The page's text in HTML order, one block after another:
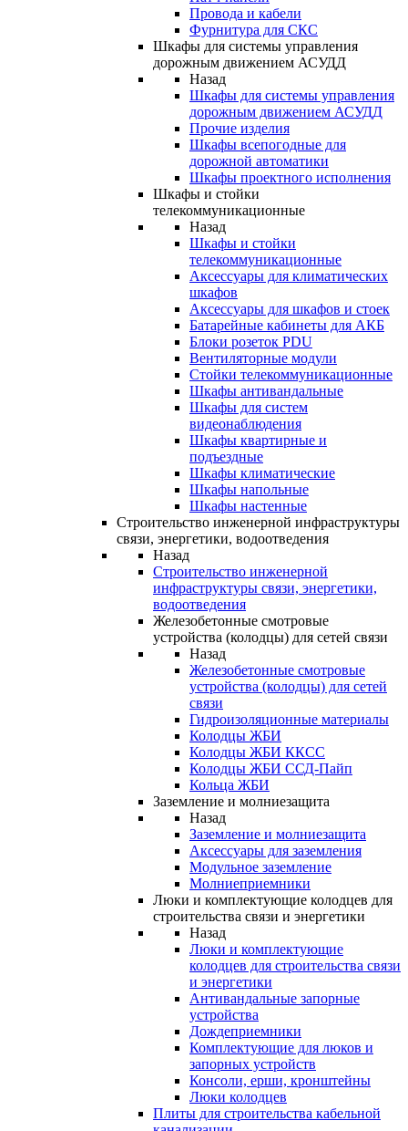
Провода и кабели
Фурнитура для СКС
Шкафы для системы управления
дорожным движением АСУДД
Назад
Шкафы для системы управления
дорожным движением АСУДД
Прочие изделия
Шкафы всепогодные для
дорожной автоматики
Шкафы проектного исполнения
Шкафы и стойки
телекоммуникационные
Назад
Шкафы и стойки
телекоммуникационные
Аксессуары для климатических
шкафов
Аксессуары для шкафов и стоек
Батарейные кабинеты для АКБ
Блоки розеток PDU
Вентиляторные модули
Стойки телекоммуникационные
Шкафы антивандальные
Шкафы для систем
видеонаблюдения
Шкафы квартирные и
подъездные
Шкафы климатические
Шкафы напольные
Шкафы настенные
Строительство инженерной инфраструктуры
связи, энергетики, водоотведения
Назад
Строительство инженерной
инфраструктуры связи, энергетики,
водоотведения
Железобетонные смотровые
устройства (колодцы) для сетей связи
Назад
Железобетонные смотровые
устройства (колодцы) для сетей
связи
Гидроизоляционные материалы
Колодцы ЖБИ
Колодцы ЖБИ ККСС
Колодцы ЖБИ ССД-Пайп
Кольца ЖБИ
Заземление и молниезащита
Назад
Заземление и молниезащита
Аксессуары для заземления
Модульное заземление
Молниеприемники
Люки и комплектующие колодцев для
строительства связи и энергетики
Назад
Люки и комплектующие
колодцев для строительства связи
и энергетики
Антивандальные запорные
устройства
Дождеприемники
Комплектующие для люков и
запорных устройств
Консоли, ерши, кронштейны
Люки колодцев
Плиты для строительства кабельной